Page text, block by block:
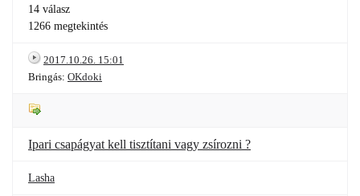
14 válasz
1266 megtekintés
2017.10.26. 15:01
Bringás: OKdoki
Ipari csapágyat kell tisztítani vagy zsírozni ?
Lasha